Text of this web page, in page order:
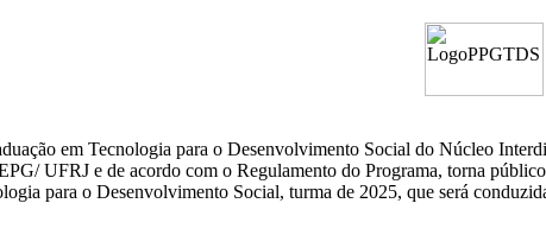
em Tecnologia para o Desenvolvimento Social do Núcleo
UFRJ e de acordo com o Regulamento do Programa, torna público
para o Desenvolvimento Social, turma de 2025, que será